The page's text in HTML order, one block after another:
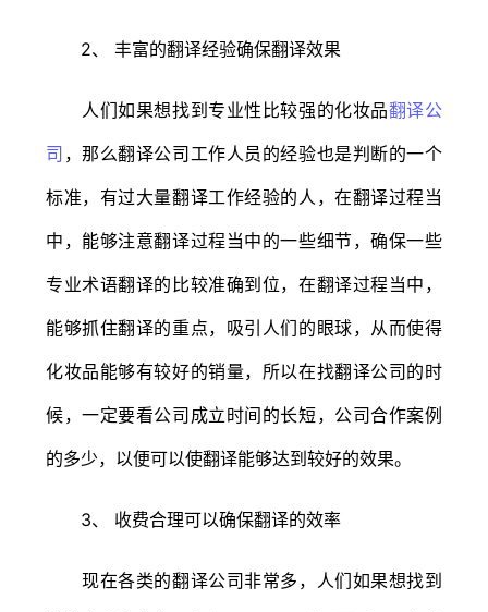
2、 丰富的翻译经验确保翻译效果
人们如果想找到专业性比较强的化妆品翻译公
司 ，那么翻译公司工作人员的经验也是判断的一个
标准，有过大量翻译工作经验的人，在翻译过程当
中，能够注意翻译过程当中的一些细节，确保一些
专业术语翻译的比较准确到位，在翻译过程当中，
能够抓住翻译的重点，吸引人们的眼球，从而使得
化妆品能够有较好的销量，所以在找翻译公司的时
候，一定要看公司成立时间的长短，公司合作案例
的多少，以便可以使翻译能够达到较好的效果。
3、 收费合理可以确保翻译的效率
现在各类的翻译公司非常多，人们如果想找到